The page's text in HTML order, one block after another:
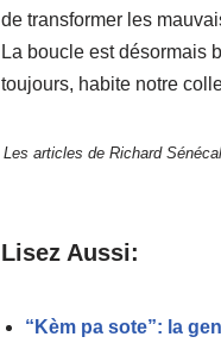
de transformer les
La boucle est désormais
toujours, habite notre
Les articles de Richard
Lisez Aussi:
“Kèm pa sote”: la